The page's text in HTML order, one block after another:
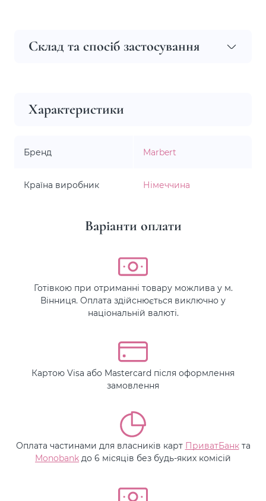
Склад та спосіб застосування
Характеристики
Бренд Marbert
Країна виробник Німеччина
Варіанти оплати
Готівкою при отриманні товару можлива у м.
Вінниця. Оплата здійснюється виключно у
національній валюті.
Картою Visa або Mastercard після оформлення
замовлення
Оплата частинами для власників карт ПриватБанкта
Monobank до 6 місяців без будь-яких комісій